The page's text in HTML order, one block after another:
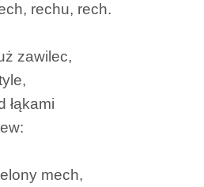
rechu, rech.
zawilec,
łąkami
mech,